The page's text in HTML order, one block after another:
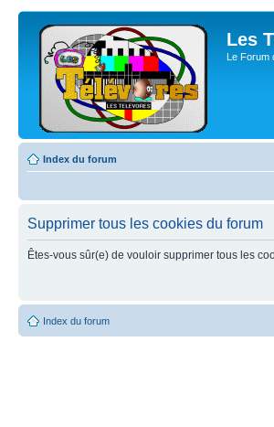
Les
Le Forum
Index du forum
Supprimer tous les cookies du forum
Êtes-vous sûr(e) de vouloir supprimer tous les
Index du forum